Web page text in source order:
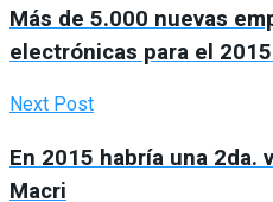
Más de 5.000 nuevas
electrónicas para el
Next Post
En 2015 habría una 2da.
Macri